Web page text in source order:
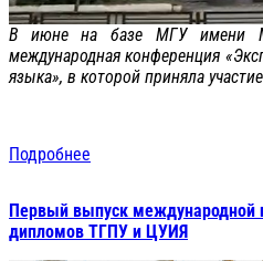
В июне на базе МГУ имени
международная конференция
языка», в которой приняла
Подробнее
Первый выпуск
дипломов ТГПУ и ЦУИЯ